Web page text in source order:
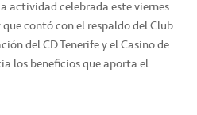
actividad celebrada este viernes
contó con el respaldo del Club
del CD Tenerife y el Casino de
los beneficios que aporta el